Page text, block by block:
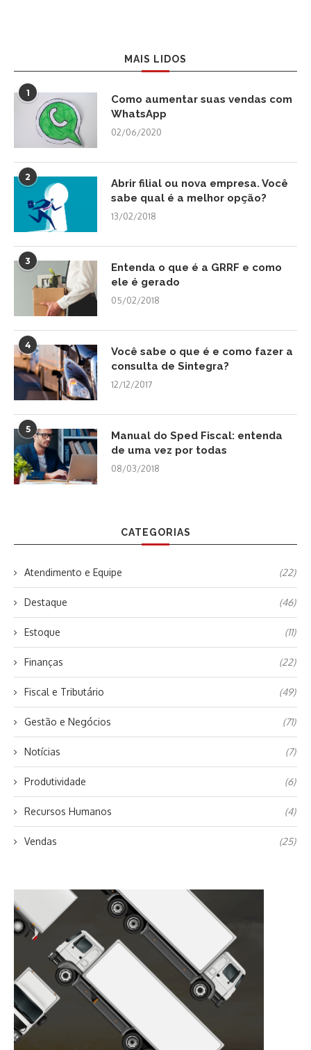
MAIS LIDOS
1
Como aumentar suas vendas com
WhatsApp
02/06/2020
2
Abrir filial ou nova empresa. Você
sabe qual é a melhor opção?
13/02/2018
3
Entenda o que é a GRRF e como
ele é gerado
05/02/2018
4
Você sabe o que é e como fazer a
consulta de Sintegra?
12/12/2017
5
Manual do Sped Fiscal: entenda
de uma vez por todas
08/03/2018
CATEGORIAS
Atendimento e Equipe (22)
Destaque (46)
Estoque (11)
Finanças (22)
Fiscal e Tributário (49)
Gestão e Negócios (71)
Notícias (7)
Produtividade (6)
Recursos Humanos (4)
Vendas (25)